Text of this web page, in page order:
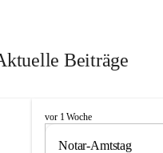
Beiträge
V
vor 1 Woche
Notar-Amtstag